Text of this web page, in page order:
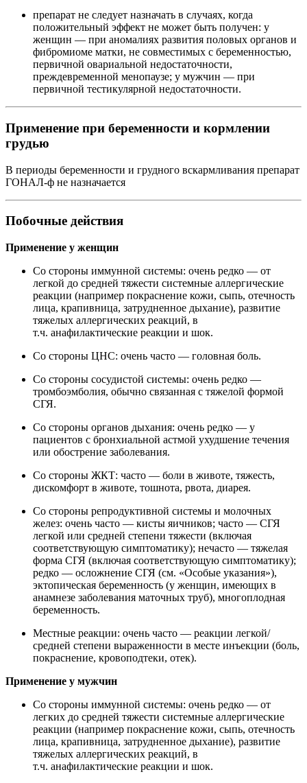
препарат не следует назначать в случаях, когда
положительный эффект не может быть получен: у
женщин — при аномалиях развития половых органов и
фибромиоме матки, не совместимых с беременностью,
первичной овариальной недостаточности,
преждевременной менопаузе; у мужчин — при
первичной тестикулярной недостаточности.
Применение при беременности и кормлении
грудью
В периоды беременности и грудного вскармливания препарат
ГОНАЛ-ф не назначается
Побочные действия
Применение у женщин
Со стороны иммунной системы: очень редко — от
легкой до средней тяжести системные аллергические
реакции (например покраснение кожи, сыпь, отечность
лица, крапивница, затрудненное дыхание), развитие
тяжелых аллергических реакций, в
т.ч. анафилактические реакции и шок.
Со стороны ЦНС: очень часто — головная боль.
Со стороны сосудистой системы: очень редко —
тромбоэмболия, обычно связанная с тяжелой формой
СГЯ.
Со стороны органов дыхания: очень редко — у
пациентов с бронхиальной астмой ухудшение течения
или обострение заболевания.
Со стороны ЖКТ: часто — боли в животе, тяжесть,
дискомфорт в животе, тошнота, рвота, диарея.
Со стороны репродуктивной системы и молочных
желез: очень часто — кисты яичников; часто — СГЯ
легкой или средней степени тяжести (включая
соответствующую симптоматику); нечасто — тяжелая
форма СГЯ (включая соответствующую симптоматику);
редко — осложнение СГЯ (см. «Особые указания»),
эктопическая беременность (у женщин, имеющих в
анамнезе заболевания маточных труб), многоплодная
беременность.
Местные реакции: очень часто — реакции легкой/
средней степени выраженности в месте инъекции (боль,
покраснение, кровоподтеки, отек).
Применение у мужчин
Со стороны иммунной системы: очень редко — от
легких до средней тяжести системные аллергические
реакции (например покраснение кожи, сыпь, отечность
лица, крапивница, затрудненное дыхание), развитие
тяжелых аллергических реакций, в
т.ч. анафилактические реакции и шок.